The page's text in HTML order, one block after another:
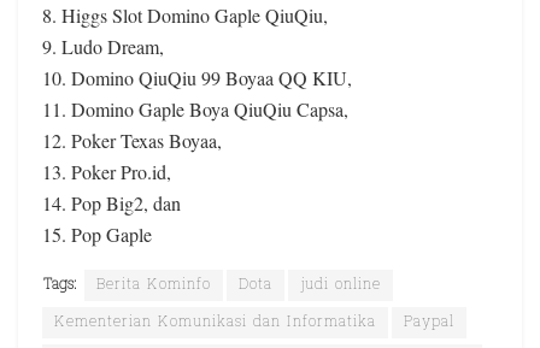
8. Higgs Slot Domino Gaple QiuQiu,
9. Ludo Dream,
10. Domino QiuQiu 99 Boyaa QQ KIU,
11. Domino Gaple Boya QiuQiu Capsa,
12. Poker Texas Boyaa,
13. Poker Pro.id,
14. Pop Big2, dan
15. Pop Gaple
Tags: Berita Kominfo Dota
judi online
Kementerian Komunikasi dan Informatika
Paypal